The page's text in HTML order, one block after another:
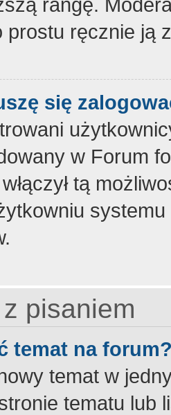
prostu ręcznie ją
się
w Forum
tą
pisaniem
temat na
temat w
tematu lub